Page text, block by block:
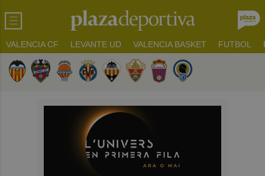
VALENCIA CF LEVANTE UD VALENCIA BASKET FUTBOL